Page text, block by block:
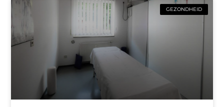
GEZONDHEID